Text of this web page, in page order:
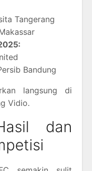
Tangerang
Bandung
langsung di
Vidio.
dan